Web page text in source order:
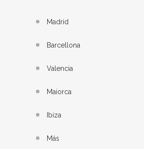
Madrid
Barcellona
Valencia
Maiorca
Ibiza
Más